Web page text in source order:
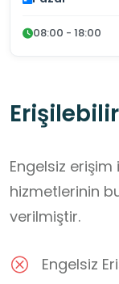
08:00 - 18:00
Engelsiz erişim
hizmetlerinin
verilmiştir.
Engelsiz